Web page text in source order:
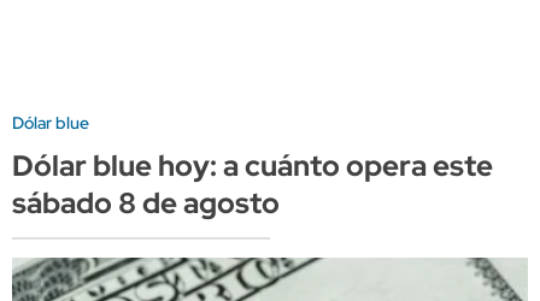
Dólar blue
Dólar blue hoy: a cuánto opera este
sábado 8 de agosto